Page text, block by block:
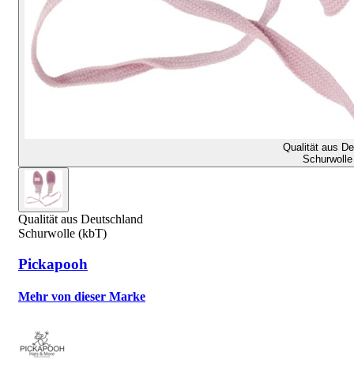
Qualität aus
Qualität aus Deutschland
Schurwolle (kbT)
Pickapooh
Mehr von dieser Marke